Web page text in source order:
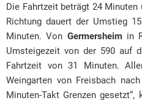
Die Fahrtzeit beträgt 24
Richtung dauert der Umstieg
Minuten. Von Germersheimin
Umsteigezeit von der 590 auf
Fahrtzeit von 31 Minuten.
Weingarten von Freisbach
Minuten-Takt Grenzen